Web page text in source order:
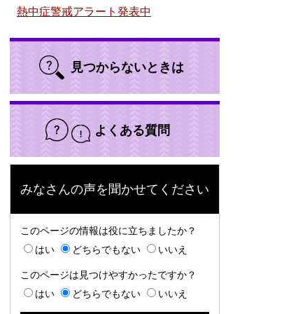
熱中症警戒アラート発表中
見つからないときは
よくある質問
みなさんの声を聞かせてください
このページの情報は役に立ちましたか？
はい
どちらでもない いいえ
このページは見つけやすかったですか？
はい
どちらでもない いいえ